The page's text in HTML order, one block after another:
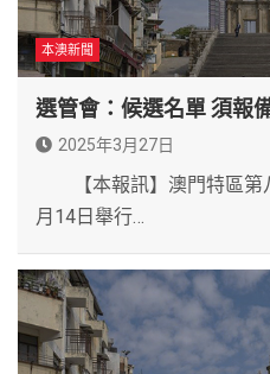
本澳新聞
選管會：候選名單 須報
2025年3月27日
【本報訊】澳門特區第
月14日舉行…